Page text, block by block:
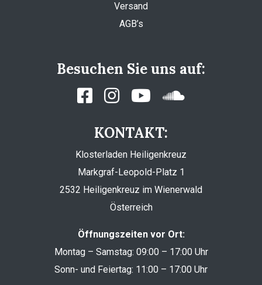
Versand
AGB’s
Besuchen Sie uns auf:
KONTAKT:
Klosterladen Heiligenkreuz
Markgraf-Leopold-Platz 1
2532 Heiligenkreuz im Wienerwald
Österreich
Öffnungszeiten vor Ort:
Montag – Samstag: 09:00 – 17:00 Uhr
Sonn- und Feiertag: 11:00 – 17:00 Uhr